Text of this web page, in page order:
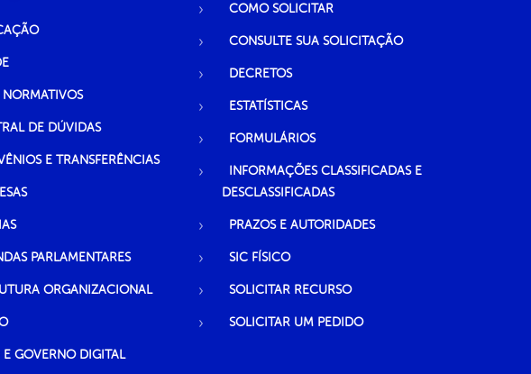
NORMATIVOS
DE DÚVIDAS
E TRANSFERÊNCIAS
PARLAMENTARES
ORGANIZACIONAL
E GOVERNO DIGITAL
COMO SOLICITAR
CONSULTE SUA SOLICITAÇÃO
DECRETOS
ESTATÍSTICAS
FORMULÁRIOS
INFORMAÇÕES CLASSIFICADAS E
DESCLASSIFICADAS
PRAZOS E AUTORIDADES
SIC FÍSICO
SOLICITAR RECURSO
SOLICITAR UM PEDIDO